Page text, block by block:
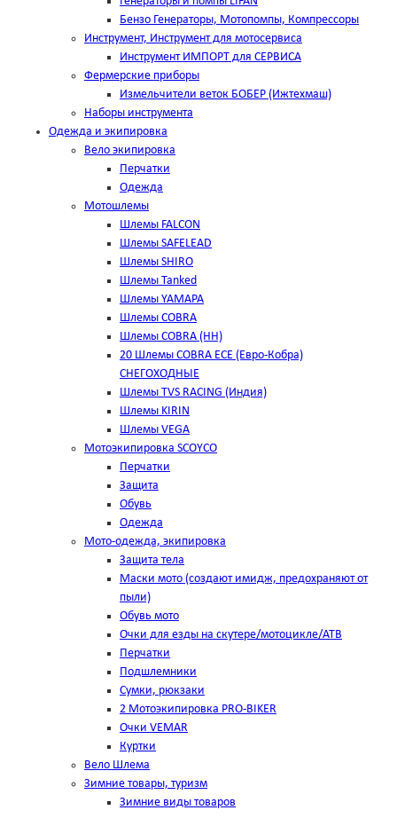
Бензо Генераторы, Мотопомпы, Компрессоры
Инструмент, Инструмент для мотосервиса
Инструмент ИМПОРТ для СЕРВИСА
Фермерские приборы
Измельчители веток БОБЕР (Ижтехмаш)
Наборы инструмента
Одежда и экипировка
Вело экипировка
Перчатки
Одежда
Мотошлемы
Шлемы FALCON
Шлемы SAFELEAD
Шлемы SHIRO
Шлемы Tanked
Шлемы YAMAPA
Шлемы COBRA
Шлемы COBRA (HH)
20 Шлемы COBRA ECE (Евро-Кобра)
СНЕГОХОДНЫЕ
Шлемы TVS RACING (Индия)
Шлемы KIRIN
Шлемы VEGA
Мотоэкипировка SCOYCO
Перчатки
Защита
Обувь
Одежда
Мото-одежда, экипировка
Защита тела
Маски мото (создают имидж, предохраняют от
пыли)
Обувь мото
Очки для езды на скутере/мотоцикле/АТВ
Перчатки
Подшлемники
Сумки, рюкзаки
2 Мотоэкипировка PRO-BIKER
Очки VEMAR
Куртки
Вело Шлема
Зимние товары, туризм
Зимние виды товаров